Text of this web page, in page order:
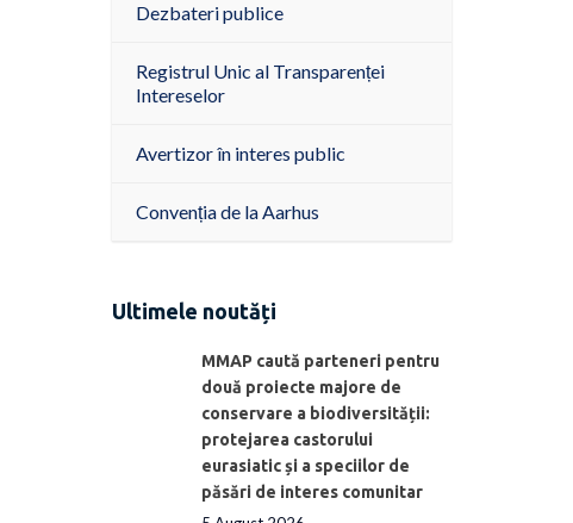
Dezbateri publice
Registrul Unic al Transparenței
Intereselor
Avertizor în interes public
Convenția de la Aarhus
Ultimele noutăți
MMAP caută parteneri pentru
două proiecte majore de
conservare a biodiversității:
protejarea castorului
eurasiatic și a speciilor de
păsări de interes comunitar